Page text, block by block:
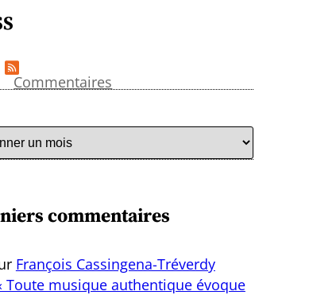
Commentaires
commentaires
François Cassingena-Tréverdy
Toute musique authentique évoque